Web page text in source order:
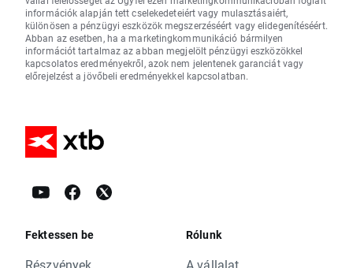
információk alapján tett cselekedeteiért vagy mulasztásaiért,
különösen a pénzügyi eszközök megszerzéséért vagy elidegenítéséért.
Abban az esetben, ha a marketingkommunikáció bármilyen
információt tartalmaz az abban megjelölt pénzügyi eszközökkel
kapcsolatos eredményekről, azok nem jelentenek garanciát vagy
előrejelzést a jövőbeli eredményekkel kapcsolatban.
Fektessen be
Részvények
Rólunk
A vállalat